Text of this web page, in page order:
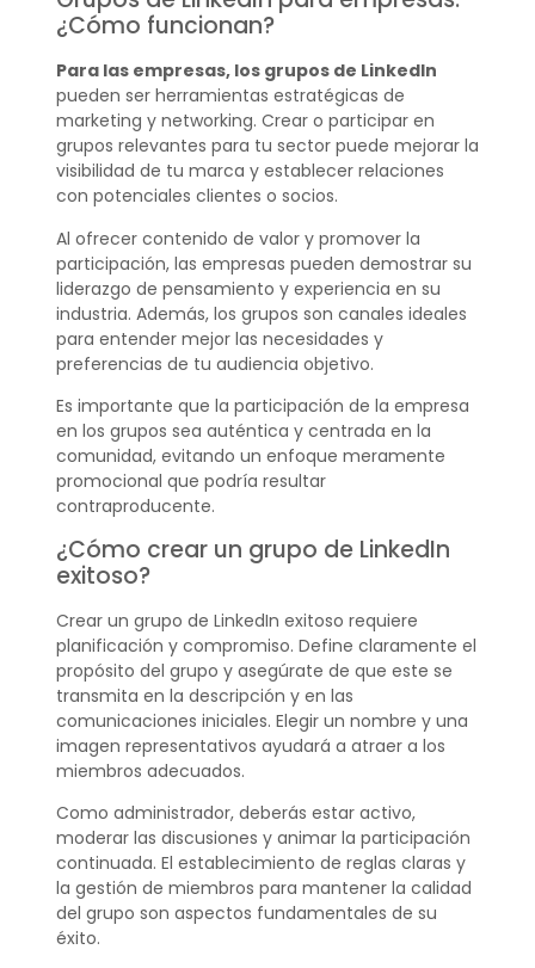
¿Cómo funcionan?
Para las empresas, los grupos de LinkedIn
pueden ser herramientas estratégicas de
marketing y networking. Crear o participar en
grupos relevantes para tu sector puede mejorar la
visibilidad de tu marca y establecer relaciones
con potenciales clientes o socios.
Al ofrecer contenido de valor y promover la
participación, las empresas pueden demostrar su
liderazgo de pensamiento y experiencia en su
industria. Además, los grupos son canales ideales
para entender mejor las necesidades y
preferencias de tu audiencia objetivo.
Es importante que la participación de la empresa
en los grupos sea auténtica y centrada en la
comunidad, evitando un enfoque meramente
promocional que podría resultar
contraproducente.
¿Cómo crear un grupo de LinkedIn
exitoso?
Crear un grupo de LinkedIn exitoso requiere
planificación y compromiso. Define claramente el
propósito del grupo y asegúrate de que este se
transmita en la descripción y en las
comunicaciones iniciales. Elegir un nombre y una
imagen representativos ayudará a atraer a los
miembros adecuados.
Como administrador, deberás estar activo,
moderar las discusiones y animar la participación
continuada. El establecimiento de reglas claras y
la gestión de miembros para mantener la calidad
del grupo son aspectos fundamentales de su
éxito.